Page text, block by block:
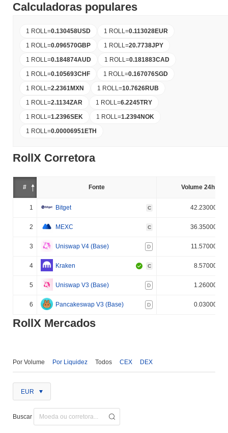
Calculadoras populares
1 ROLL=0.130458USD 1 ROLL=0.113028EUR
1 ROLL=0.096570GBP 1 ROLL=20.7738JPY
1 ROLL=0.184874AUD 1 ROLL=0.181883CAD
1 ROLL=0.105693CHF 1 ROLL=0.167076SGD
1 ROLL=2.2361MXN 1 ROLL=10.7626RUB
1 ROLL=2.1134ZAR 1 ROLL=6.2245TRY
1 ROLL=1.2396SEK 1 ROLL=1.2394NOK
1 ROLL=0.00006951ETH
RollX Corretora
# Fonte Volume 24h (%)
1 Bitget C 42.230000%
2 MEXC C 36.350000%
3 Uniswap V4 (Base) D 11.570000%
4 Kraken C 8.570000%
5 Uniswap V3 (Base) D 1.260000%
6 Pancakeswap V3 (Base) D 0.030000%
RollX Mercados
Por Volume Por Liquidez Todos CEX DEX
EUR
Buscar